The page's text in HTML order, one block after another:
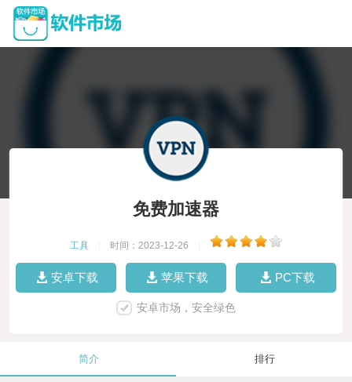
免费加速器
工具 时间：2023-12-26
安卓下载 苹果下载 PC下载
安卓市场，安全绿色
简介 排行